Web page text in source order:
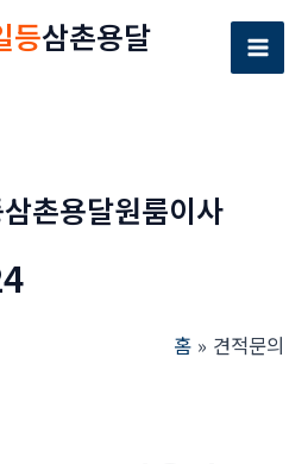
등삼촌용달
Main
촌용달원룸이사
홈 견적문의